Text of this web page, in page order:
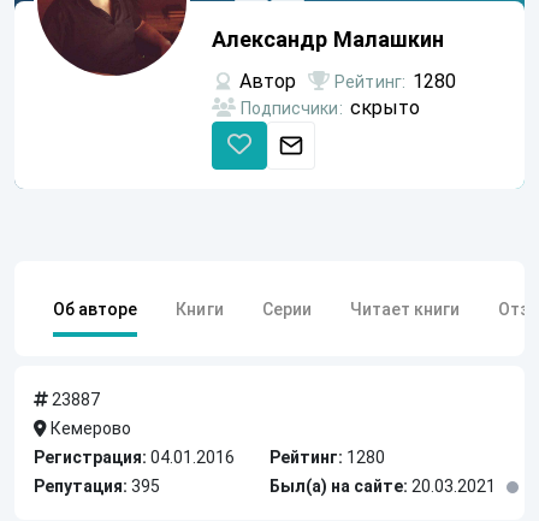
Малашкин
Александр Малашкин
Автор Рейтинг: 1280
Подписчики: скрыто
Об авторе Книги Серии Читает книги
23887
Кемерово
Регистрация: 04.01.2016 Рейтинг: 1280
Репутация: 395 Был(а) на сайте: 20.03.2021